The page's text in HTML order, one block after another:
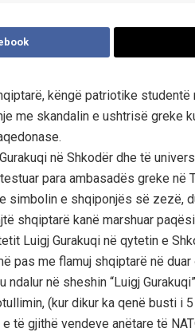
këngë patriotike studentë
me skandalin e ushtrisë greke
në Shkodër dhe të
para ambasadës greke në
simbolin e shqiponjës së zezë,
shqiptarë kanë marshuar
Luigj Gurakuqi në qytetin e
pas me flamuj shqiptarë në duar
në sheshin “Luigj
(kur dikur ka qenë busti i
të gjithë vendeve anëtare të